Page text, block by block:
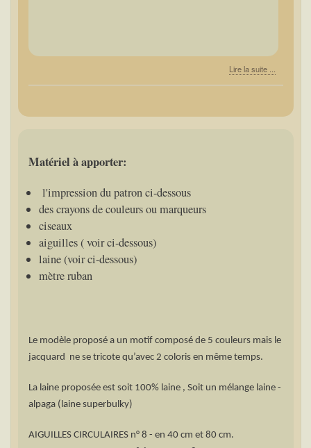
Lire la suite ...
Matériel à apporter:
l'impression du patron ci-dessous
des crayons de couleurs ou marqueurs
ciseaux
aiguilles ( voir ci-dessous)
laine (voir ci-dessous)
mètre ruban
Le modèle proposé a un motif composé de 5 couleurs mais le
jacquard ne se tricote qu’avec 2 coloris en même temps.
La laine proposée est soit 100% laine , Soit un mélange laine -
alpaga (laine superbulky)
AIGUILLES CIRCULAIRES n° 8 - en 40 cm et 80 cm.